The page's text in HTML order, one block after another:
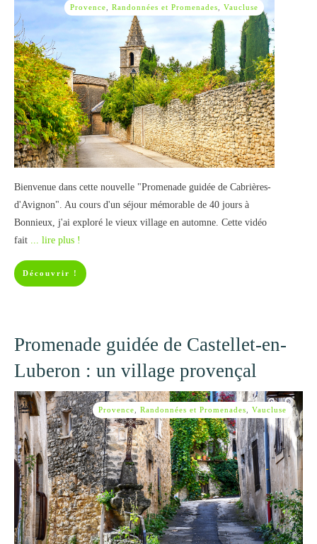
Provence Randonnées et Promenades Vaucluse
Bienvenue dans cette nouvelle "Promenade guidée de Cabrières-
d'Avignon". Au cours d'un séjour mémorable de 40 jours à
Bonnieux, j'ai exploré le vieux village en automne. Cette vidéo
fait ... lire plus !
Découvrir !
Promenade guidée de Castellet-en-
Luberon : un village provençal
Provence Randonnées et Promenades Vaucluse